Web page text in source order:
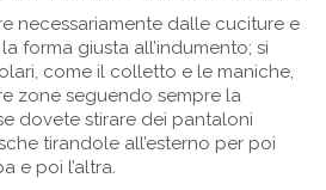
necessariamente dalle cuciture e
forma giusta all’indumento; si
come il colletto e le maniche,
zone seguendo sempre la
dovete stirare dei pantaloni
tirandole all’esterno per poi
e poi l’altra.